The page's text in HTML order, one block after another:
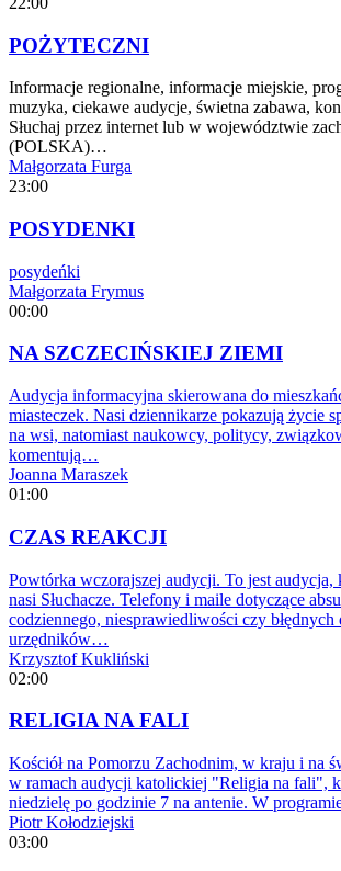
POŻYTECZNI
Informacje regionalne, informacje miejskie,
muzyka, ciekawe audycje, świetna zabawa,
Słuchaj przez internet lub w województwie
(POLSKA)…
Małgorzata Furga
23:00
POSYDENKI
posydeńki
Małgorzata Frymus
00:00
NA SZCZECIŃSKIEJ ZIEMI
Audycja informacyjna skierowana do
miasteczek. Nasi dziennikarze pokazują życie
na wsi, natomiast naukowcy, politycy,
komentują…
Joanna Maraszek
01:00
CZAS REAKCJI
Powtórka wczorajszej audycji. To jest audycja,
nasi Słuchacze. Telefony i maile dotyczące
codziennego, niesprawiedliwości czy błędnych
urzędników…
Krzysztof Kukliński
02:00
RELIGIA NA FALI
Kościół na Pomorzu Zachodnim, w kraju i na
w ramach audycji katolickiej "Religia na fali",
niedzielę po godzinie 7 na antenie. W
Piotr Kołodziejski
03:00